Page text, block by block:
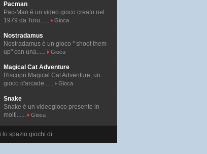
Pacman
Pac-Man é un video gioco creato nel
1979 da Toru......
Gioca
Nostradamus
Nostradamus è un gioco " shoot them
up" con una......
Gioca
Magical Cat Adventure
Riscopri Magical Cat Adventure, un
gioco d'arcade......
Gioca
Snake
Snake è un videogioco presente in
molti......
Gioca
lo spazio giochi di